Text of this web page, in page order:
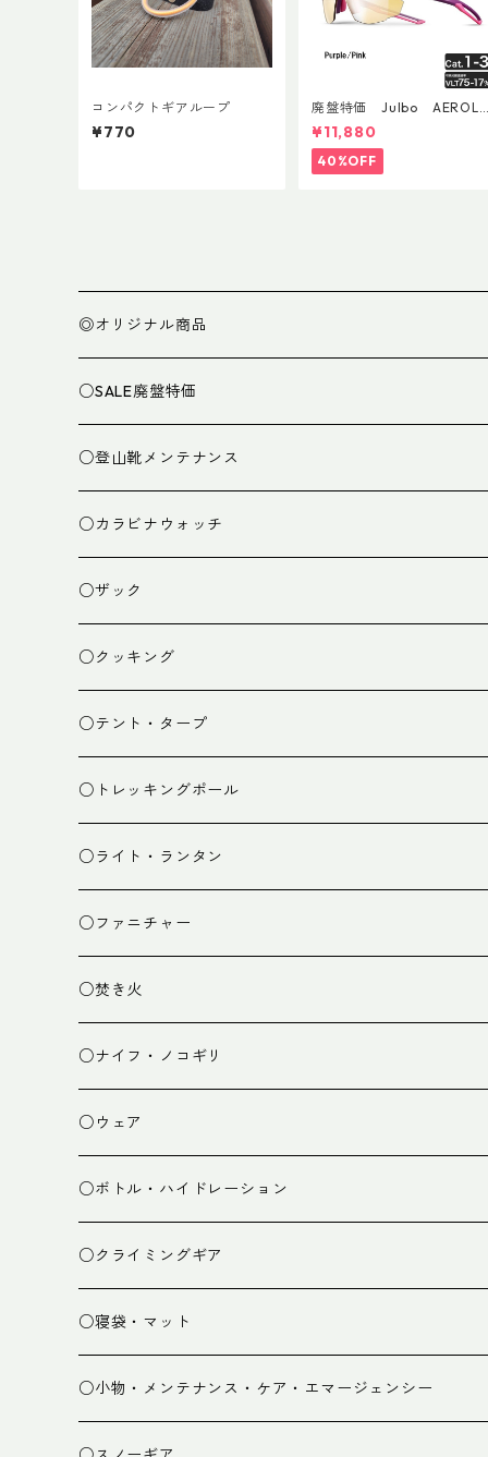
コンパクトギアループ
¥770
廃盤特価 Julbo
E AsianFit
¥11,880
40%OFF
◎オリジナル商品
○SALE廃盤特価
○登山靴メンテナンス
○カラビナウォッチ
○ザック
ザック
スタッフバッグ
ザック小物
○クッキング
クッカー
バーナー
カトラリー
クッキング小物
○テント・タープ
テント
タープ
ペグ・ハンマー・小物
○トレッキングポール
○ライト・ランタン
ライト
ランタン
○ファニチャー
テーブル
チェア
○焚き火
焚き火台
焚き火小物
○ナイフ・ノコギリ
○ウェア
ミドルレイヤー
ベースレイヤー
パンツ
グローブ
○ボトル・ハイドレーション
○クライミングギア
○寝袋・マット
寝袋
○小物・メンテナンス・ケア・エマージェンシー